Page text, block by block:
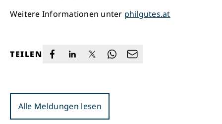
Weitere Informationen unter philgutes.at
TEILEN
Alle Meldungen lesen